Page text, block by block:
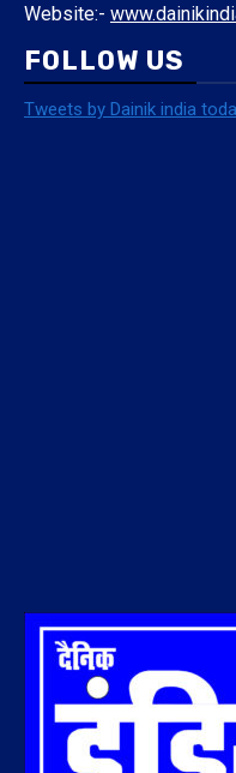
FOLLOW US
Tweets by Dainik india today